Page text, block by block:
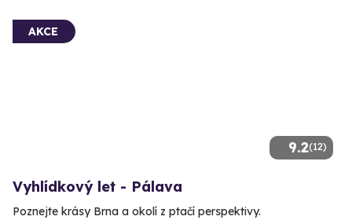
9.2(12)
AKCE
Vyhlídkový let - Pálava
Poznejte krásy Brna a okolí z ptačí perspektivy.